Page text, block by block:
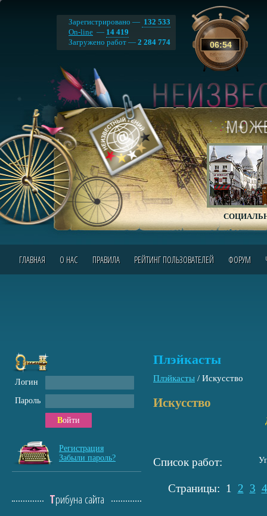
06:54
Зарегистрировано — 132 533
On-line — 14 419
Загружено работ — 2 284 774
ГЛАВНАЯ О НАС ПРАВИЛА РЕЙТИНГ ПОЛЬЗОВАТЕЛЕЙ ФОРУМ
Плэйкасты
Плэйкасты / Искусство
Искусство
Список работ:
Страницы: 1 2 3 4
Логин
Пароль
Войти
Регистрация
Забыли пароль?
Трибуна сайта